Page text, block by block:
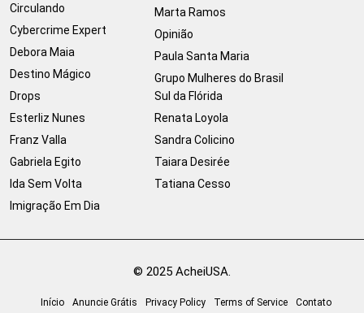
Circulando
Cybercrime Expert
Debora Maia
Destino Mágico
Drops
Esterliz Nunes
Franz Valla
Gabriela Egito
Ida Sem Volta
Imigração Em Dia
Marta Ramos
Opinião
Paula Santa Maria
Grupo Mulheres do Brasil
Sul da Flórida
Renata Loyola
Sandra Colicino
Taiara Desirée
Tatiana Cesso
© 2025 AcheiUSA.
Início Anuncie Grátis Privacy Policy Terms of Service Contato